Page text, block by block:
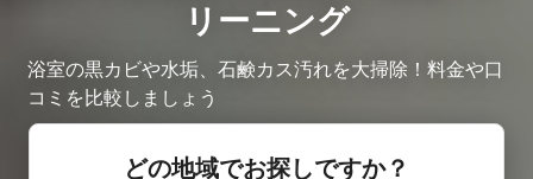
リーニング
浴室の黒カビや水垢、石鹸カス汚れを大掃除！料金や口
コミを比較しましょう
どの地域でお探しですか？